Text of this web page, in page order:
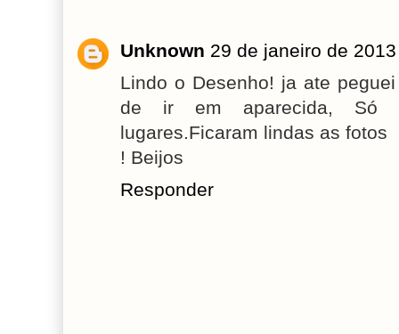
Unknown 29 de janeiro de
Lindo o Desenho! ja ate
de ir em aparecida, Só
lugares.Ficaram lindas as fotos
! Beijos
Responder